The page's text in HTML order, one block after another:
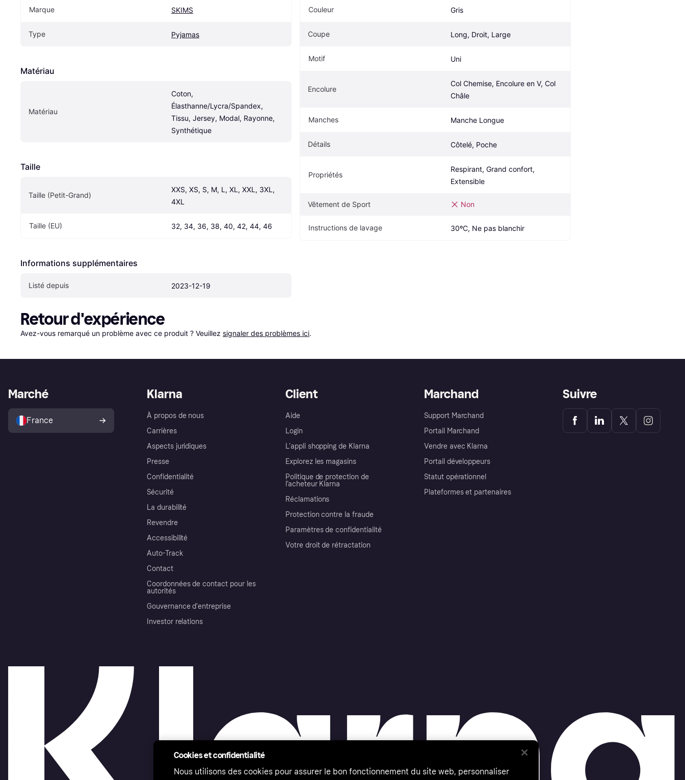
Marque SKIMS
Type Pyjamas
Matériau
Matériau
Coton,
Élasthanne/Lycra/Spandex,
Tissu, Jersey, Modal, Rayonne,
Synthétique
Taille
Taille (Petit-Grand)
XXS, XS, S, M, L, XL, XXL, 3XL,
4XL
Taille (EU) 32, 34, 36, 38, 40, 42, 44, 46
Informations supplémentaires
Listé depuis 2023-12-19
Couleur Gris
Coupe Long, Droit, Large
Motif Uni
Encolure
Col Chemise, Encolure en V, Col
Châle
Manches Manche Longue
Détails Côtelé, Poche
Propriétés
Respirant, Grand confort,
Extensible
Vêtement de Sport Non
Instructions de lavage 30ºC, Ne pas blanchir
Retour d'expérience
Avez-vous remarqué un problème avec ce produit ? Veuillez signaler des problèmes ici.
Klarna
À propos de nous
Carrières
Aspects juridiques
Presse
Confidentialité
Sécurité
La durabilité
Revendre
Accessibilité
Auto-Track
Contact
Coordonnées de contact pour les
autorités
Gouvernance d’entreprise
Investor relations
Client
Aide
Login
L'appli shopping de Klarna
Explorez les magasins
Politique de protection de
l’acheteur Klarna
Réclamations
Protection contre la fraude
Paramètres de confidentialité
Votre droit de rétractation
Marchand
Support Marchand
Portail Marchand
Vendre avec Klarna
Portail développeurs
Statut opérationnel
Plateformes et partenaires
Marché
France
Suivre
Cookies et confidentialité
Nous utilisons des cookies pour assurer le bon fonctionnement du site web, personnaliser